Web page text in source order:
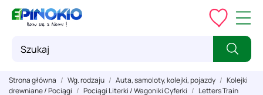
Strona główna Wg. rodzaju Auta, samoloty, kolejki, pojazdy
Kolejki
drewniane / Pociągi
Pociągi Literki / Wagoniki Cyferki
Letters Train